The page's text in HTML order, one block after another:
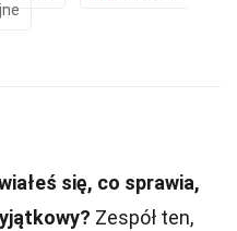
się, co sprawia,
Zespół ten,